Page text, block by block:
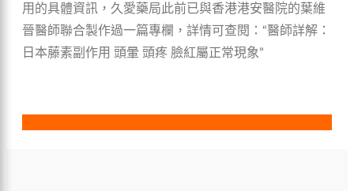
用的具體資訊，久愛藥局此前已與香港港安醫院的葉維
晉醫師聯合製作過一篇專欄，詳情可查閱：“醫師詳解：
日本藤素副作用 頭暈 頭疼 臉紅屬正常現象”